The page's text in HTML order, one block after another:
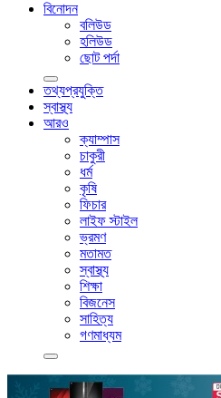
বিনোদন
বলিউড
হলিউড
ছোট পর্দা
তথ্যপ্রযুক্তি
স্বাস্থ্য
আরও
ক্যাম্পাস
চাকুরী
ধর্ম
কৃষি
ফিচার
লাইফ স্টাইল
ভ্রমণ
মতামত
স্বাস্থ্য
শিক্ষা
বিজনেস
সাহিত্য
গণমাধ্যম